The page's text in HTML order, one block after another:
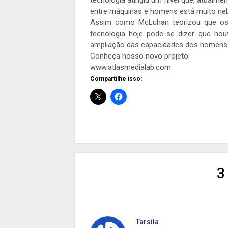
entre máquinas e homens está muito
Assim como McLuhan teorizou que
tecnologia hoje pode-se dizer que
ampliação das capacidades dos
Conheça nosso novo projeto:
www.atlasmedialab.com
Compartilhe isso:
Tarsila